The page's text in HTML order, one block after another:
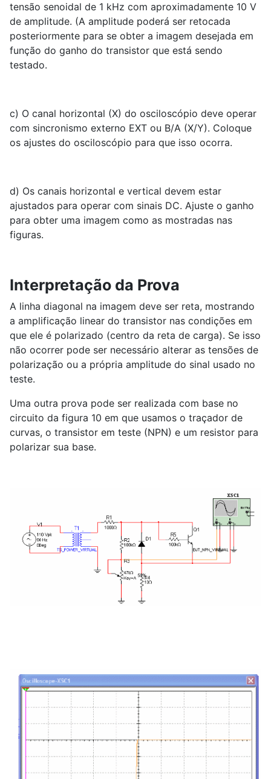
tensão senoidal de 1 kHz com aproximadamente 10 V
de amplitude. (A amplitude poderá ser retocada
posteriormente para se obter a imagem desejada em
função do ganho do transistor que está sendo
testado.
c) O canal horizontal (X) do osciloscópio deve operar
com sincronismo externo EXT ou B/A (X/Y). Coloque
os ajustes do osciloscópio para que isso ocorra.
d) Os canais horizontal e vertical devem estar
ajustados para operar com sinais DC. Ajuste o ganho
para obter uma imagem como as mostradas nas
figuras.
Interpretação da Prova
A linha diagonal na imagem deve ser reta, mostrando
a amplificação linear do transistor nas condições em
que ele é polarizado (centro da reta de carga). Se isso
não ocorrer pode ser necessário alterar as tensões de
polarização ou a própria amplitude do sinal usado no
teste.
Uma outra prova pode ser realizada com base no
circuito da figura 10 em que usamos o traçador de
curvas, o transistor em teste (NPN) e um resistor para
polarizar sua base.